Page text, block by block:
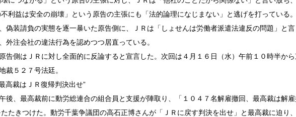
利益は安全の崩壊」という原告の主張にも「法的論理になじまない」と逃げを打っている
偽装請負の実態を逐一暴いた原告側に、ＪＲは 「しょせんは労働者派遣法違反の問題」と
外注会社の違法行為を認めつつ居直っている。
告側はＪＲに対し全面的に反論すると宣言した。次回は４月１６日（水）午前１０時半か
裁５２７号法廷。
高裁はＪＲ復帰判決出せ”
後、最高裁前に動労総連合の組合員と支援が陣取り、「１０４７名解雇撤回、最高裁は解
たきつけた。動労千葉争議団の高石正博さんが「ＪＲに戻す判決を出せ」と最高裁に迫り